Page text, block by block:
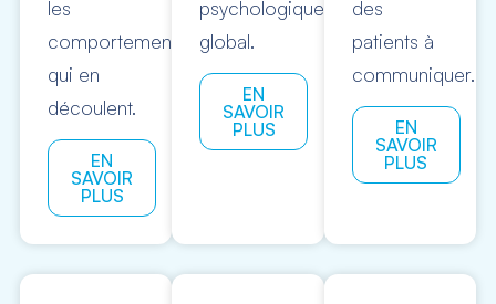
les
comportements
qui en
découlent.
EN
SAVOIR
PLUS
psychologique
global.
EN
SAVOIR
PLUS
des
patients à
communiquer.
EN
SAVOIR
PLUS